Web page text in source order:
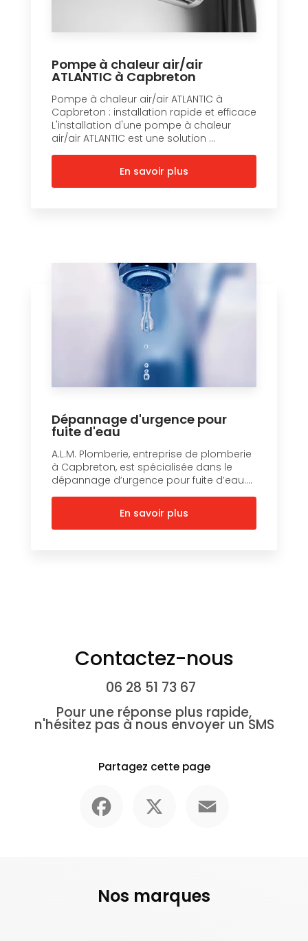
Pompe à chaleur air/air
ATLANTIC à Capbreton
Pompe à chaleur air/air ATLANTIC à
Capbreton : installation rapide et efficace
L'installation d'une pompe à chaleur
air/air ATLANTIC est une solution ...
En savoir plus
Dépannage d'urgence pour
fuite d'eau
A.L.M. Plomberie, entreprise de plomberie
à Capbreton, est spécialisée dans le
dépannage d’urgence pour fuite d’eau....
En savoir plus
Contactez-nous
06 28 51 73 67
Pour une réponse plus rapide,
n'hésitez pas à nous envoyer un SMS
Partagez cette page
Nos marques